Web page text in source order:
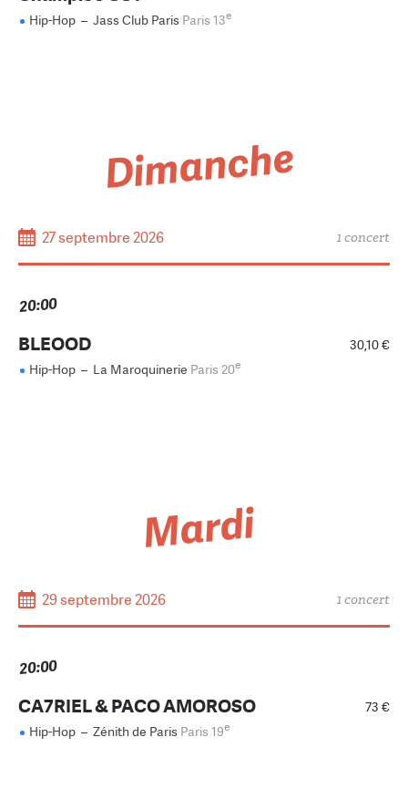
Hip-Hop – Jass Club Paris Paris 13e
Dimanche
27 septembre 2026 1 concert
20:00
30,10 €
BLEOOD
Hip-Hop – La Maroquinerie Paris 20e
Mardi
29 septembre 2026 1 concert
20:00
73 €
CA7RIEL & PACO AMOROSO
Hip-Hop – Zénith de Paris Paris 19e